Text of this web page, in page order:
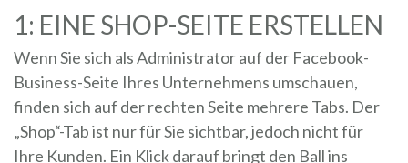
1: EINE SHOP-SEITE ERSTELLEN
Wenn Sie sich als Administrator auf der Facebook-
Business-Seite Ihres Unternehmens umschauen,
finden sich auf der rechten Seite mehrere Tabs. Der
„Shop“-Tab ist nur für Sie sichtbar, jedoch nicht für
Ihre Kunden. Ein Klick darauf bringt den Ball ins